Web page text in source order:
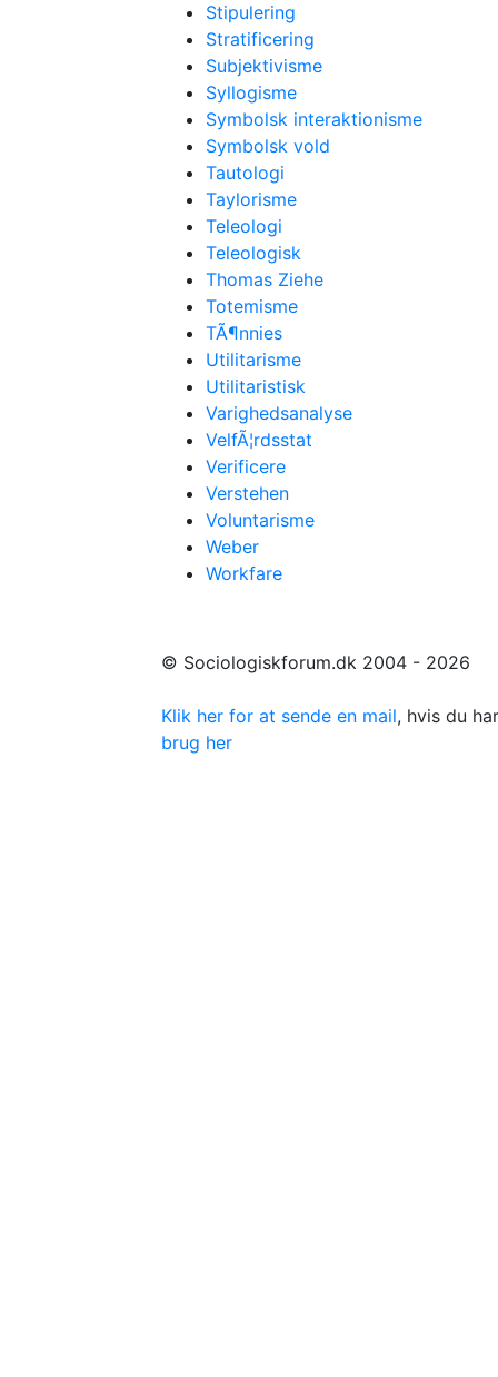
Stipulering
Stratificering
Subjektivisme
Syllogisme
Symbolsk interaktionisme
Symbolsk vold
Tautologi
Taylorisme
Teleologi
Teleologisk
Thomas Ziehe
Totemisme
TÃ¶nnies
Utilitarisme
Utilitaristisk
Varighedsanalyse
VelfÃ¦rdsstat
Verificere
Verstehen
Voluntarisme
Weber
Workfare
© Sociologiskforum.dk 2004 - 2026
Klik her for at sende en mail, hvis du
brug her